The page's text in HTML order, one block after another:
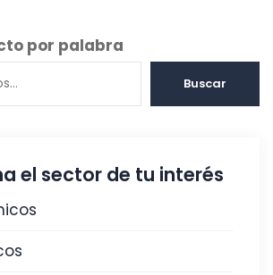
por palabra
Buscar
el sector de tu interés